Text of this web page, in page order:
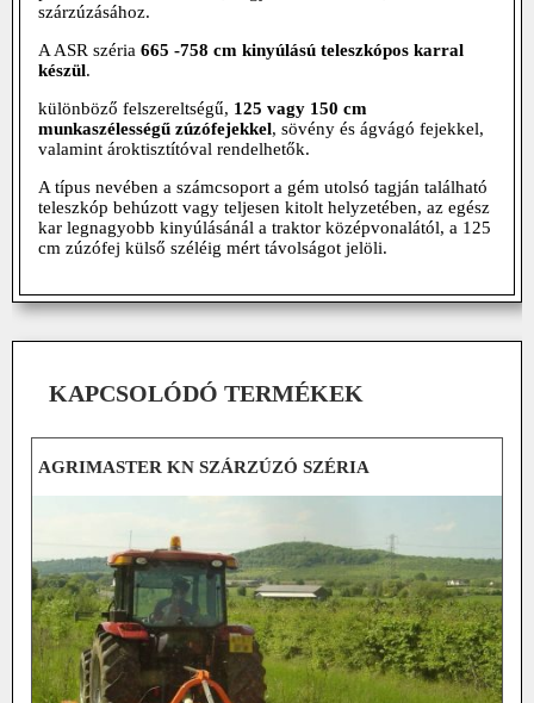
szárzúzásához.
A ASR széria 665 -758 cm kinyúlású teleszkópos karral
készül.
különböző felszereltségű, 125 vagy 150 cm
munkaszélességű zúzófejekkel, sövény és ágvágó fejekkel,
valamint ároktisztítóval rendelhetők.
A típus nevében a számcsoport a gém utolsó tagján található
teleszkóp behúzott vagy teljesen kitolt helyzetében, az egész
kar legnagyobb kinyúlásánál a traktor középvonalától, a 125
cm zúzófej külső széléig mért távolságot jelöli.
KAPCSOLÓDÓ TERMÉKEK
AGRIMASTER KN SZÁRZÚZÓ SZÉRIA